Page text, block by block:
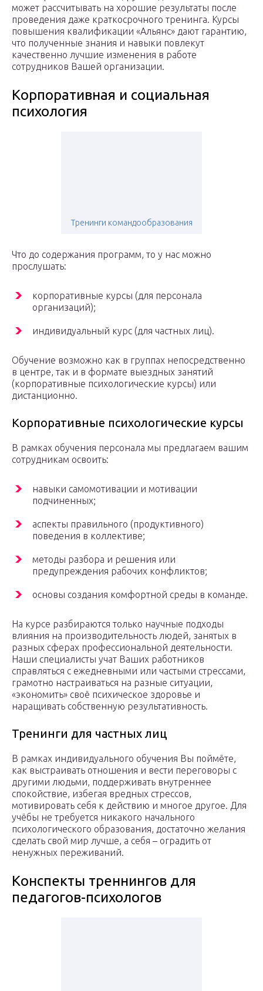
может рассчитывать на хорошие результаты после
проведения даже краткосрочного тренинга. Курсы
повышения квалификации «Альянс» дают гарантию,
что полученные знания и навыки повлекут
качественно лучшие изменения в работе
сотрудников Вашей организации.
Корпоративная и социальная
психология
Тренинги командообразования
Что до содержания программ, то у нас можно
прослушать:
корпоративные курсы (для персонала
организаций);
индивидуальный курс (для частных лиц).
Обучение возможно как в группах непосредственно
в центре, так и в формате выездных занятий
(корпоративные психологические курсы) или
дистанционно.
Корпоративные психологические курсы
В рамках обучения персонала мы предлагаем вашим
сотрудникам освоить:
навыки самомотивации и мотивации
подчиненных;
аспекты правильного (продуктивного)
поведения в коллективе;
методы разбора и решения или
предупреждения рабочих конфликтов;
основы создания комфортной среды в команде.
На курсе разбираются только научные подходы
влияния на производительность людей, занятых в
разных сферах профессиональной деятельности.
Наши специалисты учат Ваших работников
справляться с ежедневными или частыми стрессами,
грамотно настраиваться на разные ситуации,
«экономить» своё психическое здоровье и
наращивать собственную результативность.
Тренинги для частных лиц
В рамках индивидуального обучения Вы поймёте,
как выстраивать отношения и вести переговоры с
другими людьми, поддерживать внутреннее
спокойствие, избегая вредных стрессов,
мотивировать себя к действию и многое другое. Для
учёбы не требуется никакого начального
психологического образования, достаточно желания
сделать свой мир лучше, а себя – оградить от
ненужных переживаний.
Конспекты треннингов для
педагогов-психологов